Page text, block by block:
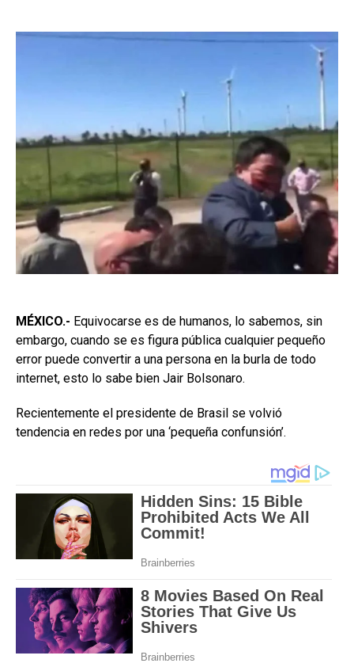
MÉXICO.- Equivocarse es de humanos, lo sabemos, sin
embargo, cuando se es figura pública cualquier pequeño
error puede convertir a una persona en la burla de todo
internet, esto lo sabe bien Jair Bolsonaro.
Recientemente el presidente de Brasil se volvió
tendencia en redes por una ‘pequeña confunsión’.